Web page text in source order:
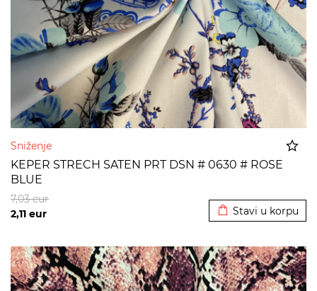
Sniženje
KEPER STRECH SATEN PRT DSN # 0630 # ROSE
BLUE
2,11 eur
7,03eur
Stavi u korpu